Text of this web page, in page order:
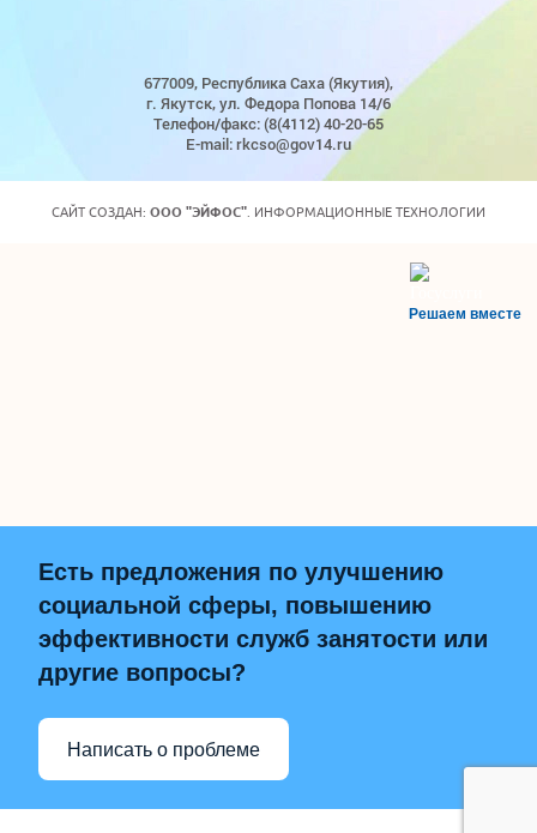
677009, Республика Саха (Якутия),
г. Якутск, ул. Федора Попова 14/6
Телефон/факс: (8(4112) 40-20-65
E-mail: rkcso@gov14.ru
САЙТ СОЗДАН: ООО "ЭЙФОС" . ИНФОРМАЦИОННЫЕ ТЕХНОЛОГИИ
Решаем вместе
Есть предложения по улучшению
социальной сферы, повышению
эффективности служб занятости или
другие вопросы?
Написать о проблеме